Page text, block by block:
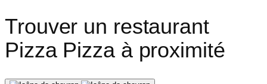
Trouver un restaurant
Pizza Pizza à proximité